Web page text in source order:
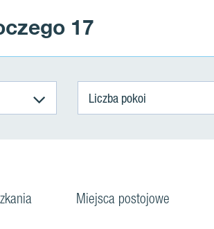
17
Liczba pokoi
Miejsca postojowe